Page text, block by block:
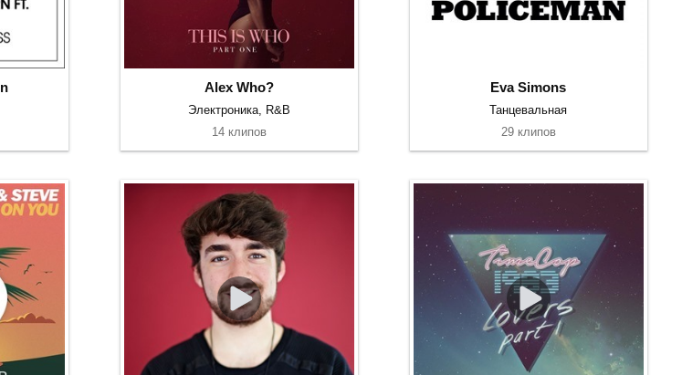
Alex Who?
Электроника, R&B
14 клипов
Eva Simons
Танцевальная
29 клипов